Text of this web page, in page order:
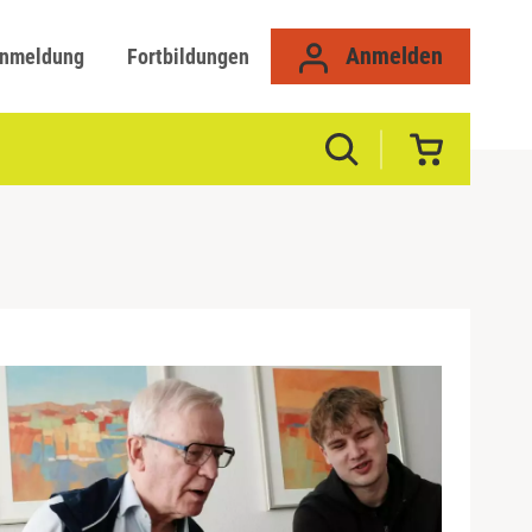
Fortbildungen Anmelden